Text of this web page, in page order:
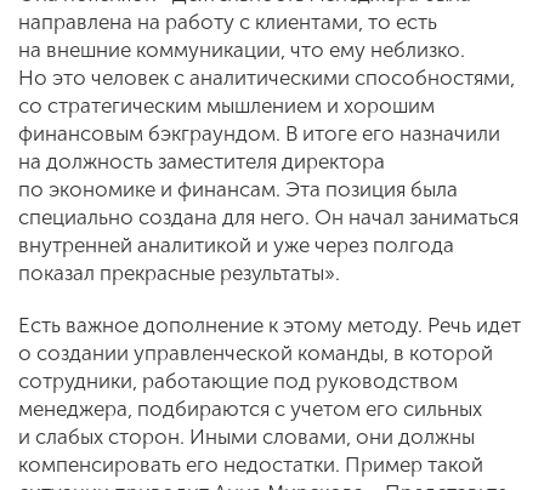
направлена на работу с клиентами, то есть
на внешние коммуникации, что ему неблизко.
Но это человек с аналитическими способностями,
со стратегическим мышлением и хорошим
финансовым бэкграундом. В итоге его назначили
на должность заместителя директора
по экономике и финансам. Эта позиция была
специально создана для него. Он начал заниматься
внутренней аналитикой и уже через полгода
показал прекрасные результаты».
Есть важное дополнение к этому методу. Речь идет
о создании управленческой команды, в которой
сотрудники, работающие под руководством
менеджера, подбираются с учетом его сильных
и слабых сторон. Иными словами, они должны
компенсировать его недостатки. Пример такой